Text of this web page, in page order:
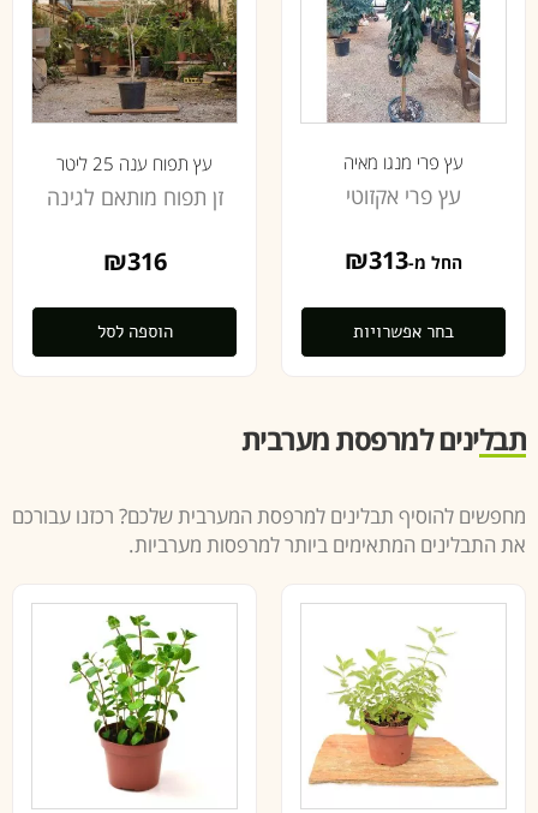
עץ פרי מנגו מאיה
עץ פרי אקזוטי
החל מ- ₪313
בחר אפשרויות
עץ תפוח ענה 25 ליטר
זן תפוח מותאם לגינה
₪316
הוספה לסל
תבלינים למרפסת מערבית
מחפשים להוסיף תבלינים למרפסת המערבית שלכם? רכזנו עבורכם
את התבלינים המתאימים ביותר למרפסות מערביות.